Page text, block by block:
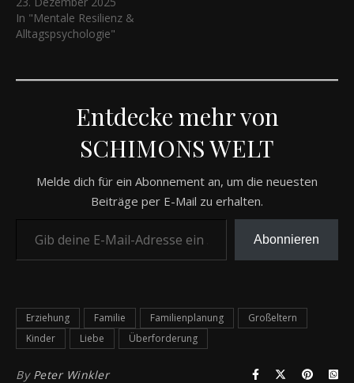
In "Mentale Resilienz &
Alltagspsychologie"
Entdecke mehr von
SCHIMONS WELT
Melde dich für ein Abonnement an, um die neuesten
Beiträge per E-Mail zu erhalten.
Abonnieren
Erziehung Familie Familienplanung
Großeltern
Kinder
Liebe Überforderung
By Peter Winkler